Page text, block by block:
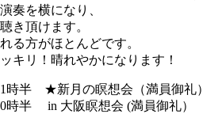
奏を横になり、
き頂けます。
る方がほとんどです。
キリ！晴れやかになります！
時半 ★新月の瞑想会（満員御礼）
時半 in 大阪瞑想会 (満員御礼）